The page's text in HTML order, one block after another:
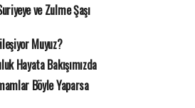
ve Zulme Şaşı
Muyuz?
Hayata Bakışımızda
Böyle Yaparsa